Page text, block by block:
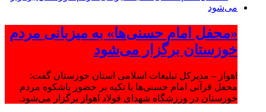
«محفل امام حسنی‌ها» به میزبانی مردم
خوزستان برگزار می‌شود
اهواز – مدیرکل تبلیغات اسلامی استان خوزستان گفت:
محفل قرآنی امام حسنی‌ها با تکیه بر حضور باشکوه مردم
خوزستان در ورزشگاه شهدای فولاد اهواز برگزار می‌شود.